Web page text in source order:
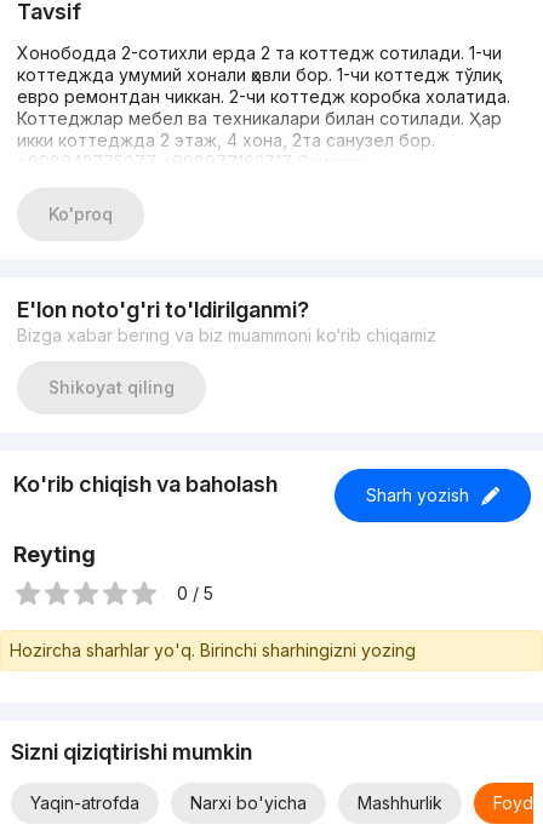
Tavsif
Хонободда 2-сотихли ерда 2 та коттедж сотилади. 1-чи
коттеджда умумий хонали ҳовли бор. 1-чи коттедж тўлиқ
евро ремонтдан чиккан. 2-чи коттедж коробка холатида.
Коттеджлар мебел ва техникалари билан сотилади. Ҳар
икки коттеджда 2 этаж, 4 хона, 2та санузел бор.
+998942775077 +998977162717 Санжар
Ko'proq
E'lon noto'g'ri to'ldirilganmi?
Bizga xabar bering va biz muammoni ko‘rib chiqamiz
Shikoyat qiling
Ko'rib chiqish va baholash Sharh yozish
Reyting
0 / 5
Hozircha sharhlar yo'q. Birinchi sharhingizni yozing
Sizni qiziqtirishi mumkin
Yaqin-atrofda Narxi bo'yicha Mashhurlik